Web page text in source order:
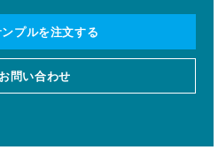
プルを注文する
お問い合わせ